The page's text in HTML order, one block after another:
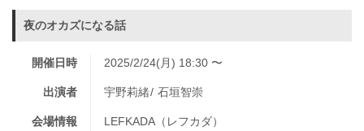
夜のオカズになる話
開催日時 2025/2/24(月) 18:30 〜
出演者 宇野莉緒 石垣智崇
会場情報 LEFKADA（レフカダ）